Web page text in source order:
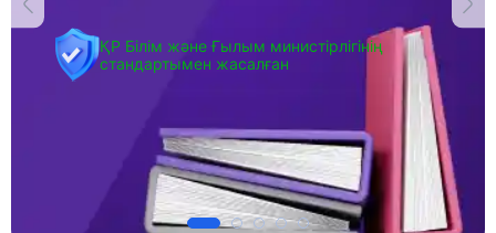
ҚР Білім және Ғылым министірлігінің
стандартымен жасалған